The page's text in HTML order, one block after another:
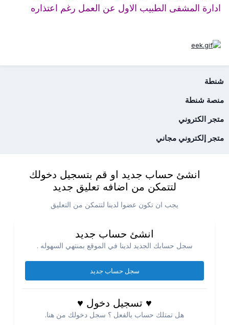
ادارة المشفى الطبيب الاول عن العمل رغم اعتذاره
شنطة
منصة شنطة
متجر الكتروني
متجر إلكتروني مجاني
انشئ حساب جديد او قم بتسجيل دخولك
لتتمكن من اضافه تعليق جديد
يجب ان تكون عضوا لدينا لتتمكن من التعليق
انشئ حساب جديد
سجل حسابك الجديد لدينا في الموقع بمنتهي السهوله .
سجل حساب جديد
♥ تسجيل دخول ♥
هل تمتلك حساب بالفعل ؟ سجل دخولك من هنا.